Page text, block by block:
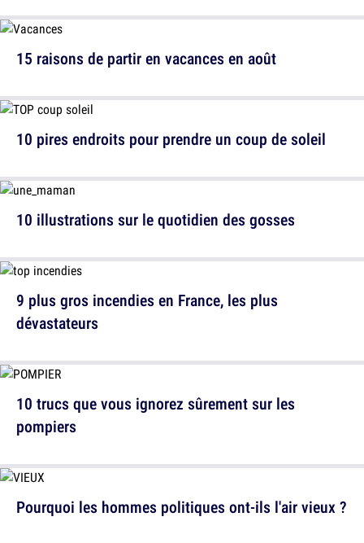
10 pires endroits pour prendre un coup de soleil
9 plus gros incendies en France, les plus
dévastateurs
Pourquoi les hommes politiques ont-ils l'air vieux ?
15 raisons de partir en vacances en août
10 illustrations sur le quotidien des gosses
10 trucs que vous ignorez sûrement sur les
pompiers